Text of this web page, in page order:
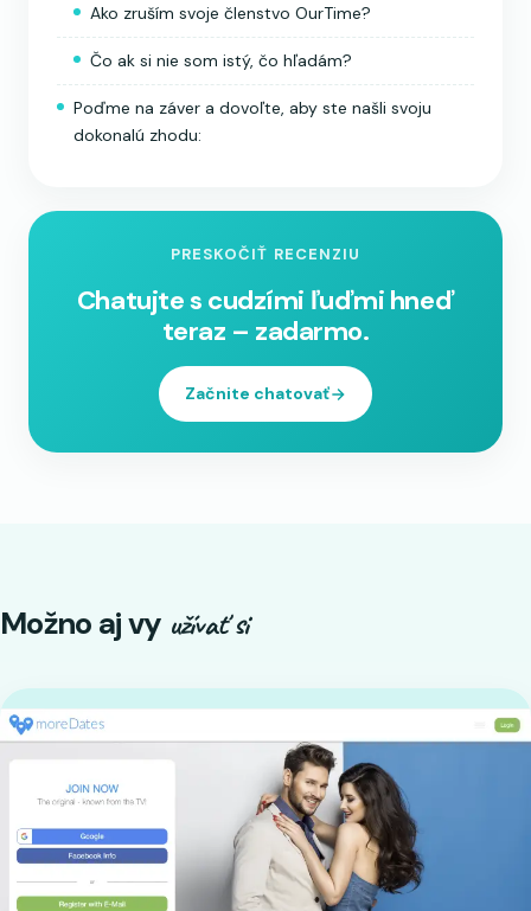
Ako zruším svoje členstvo OurTime?
Čo ak si nie som istý, čo hľadám?
Poďme na záver a dovoľte, aby ste našli svoju
dokonalú zhodu:
PRESKOČIŤ RECENZIU
Chatujte s cudzími ľuďmi hneď
teraz – zadarmo.
Začnite chatovať
Možno aj vy užívať si